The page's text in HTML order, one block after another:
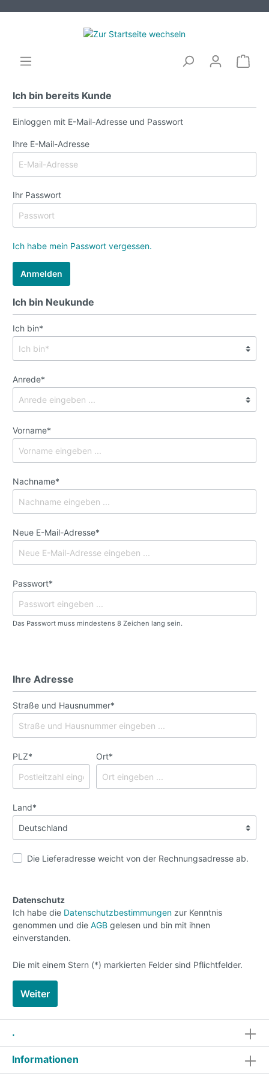
Ich bin bereits Kunde
Einloggen mit E-Mail-Adresse und Passwort
Ihre E-Mail-Adresse
Ihr Passwort
Ich habe mein Passwort vergessen.
Anmelden
Ich bin Neukunde
Ich bin*
Anrede*
Vorname*
Nachname*
Neue E-Mail-Adresse*
Passwort*
Das Passwort muss mindestens 8 Zeichen lang sein.
Ihre Adresse
Straße und Hausnummer*
PLZ* Ort*
Land*
Die Lieferadresse weicht von der Rechnungsadresse ab.
Datenschutz
Ich habe die Datenschutzbestimmungen zur Kenntnis
genommen und die AGB gelesen und bin mit ihnen
einverstanden.
Die mit einem Stern (*) markierten Felder sind Pflichtfelder.
Weiter
.
Informationen